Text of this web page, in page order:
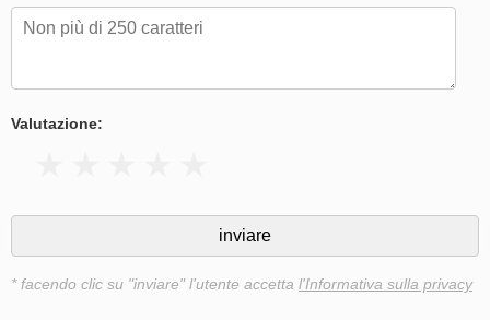
Valutazione:
* facendo clic su "inviare" l'utente accetta l'Informativa sulla privacy